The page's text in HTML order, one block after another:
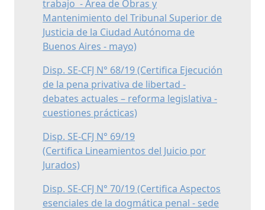
trabajo - Área de Obras y
Mantenimiento del Tribunal Superior de
Justicia de la Ciudad Autónoma de
Buenos Aires - mayo)
Disp. SE-CFJ N° 68/19 (Certifica Ejecución
de la pena privativa de libertad -
debates actuales – reforma legislativa -
cuestiones prácticas)
Disp. SE-CFJ N° 69/19
(Certifica Lineamientos del Juicio por
Jurados)
Disp. SE-CFJ N° 70/19 (Certifica Aspectos
esenciales de la dogmática penal - sede